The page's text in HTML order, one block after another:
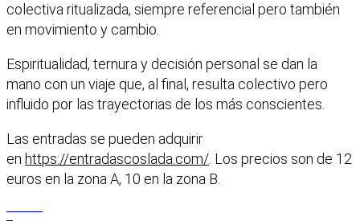
colectiva ritualizada, siempre referencial pero también
en movimiento y cambio.
Espiritualidad, ternura y decisión personal se dan la
mano con un viaje que, al final, resulta colectivo pero
influido por las trayectorias de los más conscientes.
Las entradas se pueden adquirir
en https://entradascoslada.com/. Los precios son de 12
euros en la zona A, 10 en la zona B.